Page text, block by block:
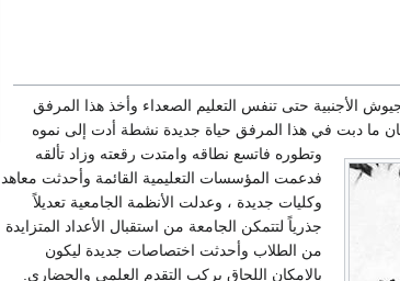
الأجنبية حتى تنفس التعليم الصعداء وأخذ هذا المرفق
ما دبت في هذا المرفق حياة جديدة نشطة أدت إلى نموه
وتطوره فاتسع نطاقه وامتدت رقعته وزاد تألقه
فدعمت المؤسسات التعليمية القائمة وأحدثت معاهد
وكليات جديدة ، وعدلت الأنظمة الجامعية تعديلاً
جذرياً لتتمكن الجامعة من استقبال الأعداد المتزايدة
من الطلاب وأحدثت اختصاصات جديدة ليكون
بالإمكان اللحاق بركب التقدم العلمي والحضاري.